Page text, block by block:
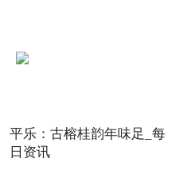
平乐：古榕桂韵年味足_每
日资讯